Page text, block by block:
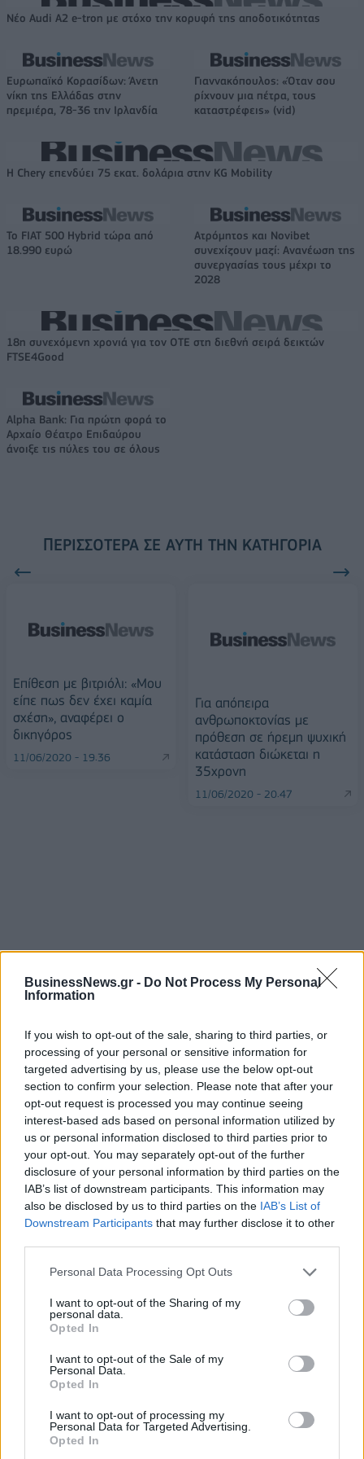
BusinessNews.gr - Do Not Process My Personal
Information
If you wish to opt-out of the sale, sharing to third parties, or
processing of your personal or sensitive information for
targeted advertising by us, please use the below opt-out
section to confirm your selection. Please note that after your
opt-out request is processed you may continue seeing
interest-based ads based on personal information utilized by
us or personal information disclosed to third parties prior to
your opt-out. You may separately opt-out of the further
disclosure of your personal information by third parties on the
IAB’s list of downstream participants. This information may
also be disclosed by us to third parties on the IAB’s List of
Downstream Participants that may further disclose it to other
Personal Data Processing Opt Outs
I want to opt-out of the Sharing of my
personal data.
Opted In
I want to opt-out of the Sale of my
Personal Data.
Opted In
I want to opt-out of processing my
Personal Data for Targeted Advertising.
Opted In
Νέο Audi A2 e-tron με στόχο την κορυφή της αποδοτικότητας
Ευρωπαϊκό Κορασίδων: Άνετη
νίκη της Ελλάδας στην
πρεμιέρα, 78-36 την Ιρλανδία
Γιαννακόπουλος: «Όταν σου
ρίχνουν μια πέτρα, τους
καταστρέφεις» (vid)
Η Chery επενδύει 75 εκατ. δολάρια στην KG Mobility
Το FIAT 500 Hybrid τώρα από
18.990 ευρώ
Ατρόμητος και Novibet
συνεχίζουν μαζί: Ανανέωση της
συνεργασίας τους μέχρι το
2028
18η συνεχόμενη χρονιά για τον ΟΤΕ στη διεθνή σειρά δεικτών
FTSE4Good
Alpha Bank: Για πρώτη φορά το
Αρχαίο Θέατρο Επιδαύρου
άνοιξε τις πύλες του σε όλους
ΠΕΡΙΣΣΌΤΕΡΑ ΣΕ ΑΥΤΉ ΤΗΝ ΚΑΤΗΓΟΡΊΑ
Επίθεση με βιτριόλι: «Μου
είπε πως δεν έχει καμία
σχέση», αναφέρει ο
δικηγόρος
11/06/2020 - 19:36
Για απόπειρα
ανθρωποκτονίας με
πρόθεση σε ήρεμη ψυχική
κατάσταση διώκεται η
35χρονη
11/06/2020 - 20:47
ΡΟΗ ΕΙΔΗΣΕΩΝ
ΥΠΑΑΤ: Επιπλέον 12,5 εκατ. ευρώ στις Περιφέρειες
για την ενίσχυση της βιοασφάλειας
07/08/2026 - 17:02 ΟΙΚΟΝΟΜΙΑ
Deloitte Ελλάδος: Χρηματοοικονομικός σύμβουλος
της ΔΕΗ για την είσοδο στην πολωνική αγορά
ενέργειας
ΕΠΙΧΕΙΡΗΣΕΙΣ
Στρατηγική επένδυση του EFA GROUP στη Fractal
για την ανάπτυξη προηγμένων αμυντικών
τεχνολογιών
07/08/2026 - 16:11 ΕΠΙΧΕΙΡΗΣΕΙΣ
Συνάλλαγμα: Το ευρώ ενισχύεται 0,08%, στα
1,1534 δολάρια
07/08/2026 - 15:45 ΟΙΚΟΝΟΜΙΑ
Δείκτης Τιμών, με άνοδο 0,57%
07/08/2026 - 15:21